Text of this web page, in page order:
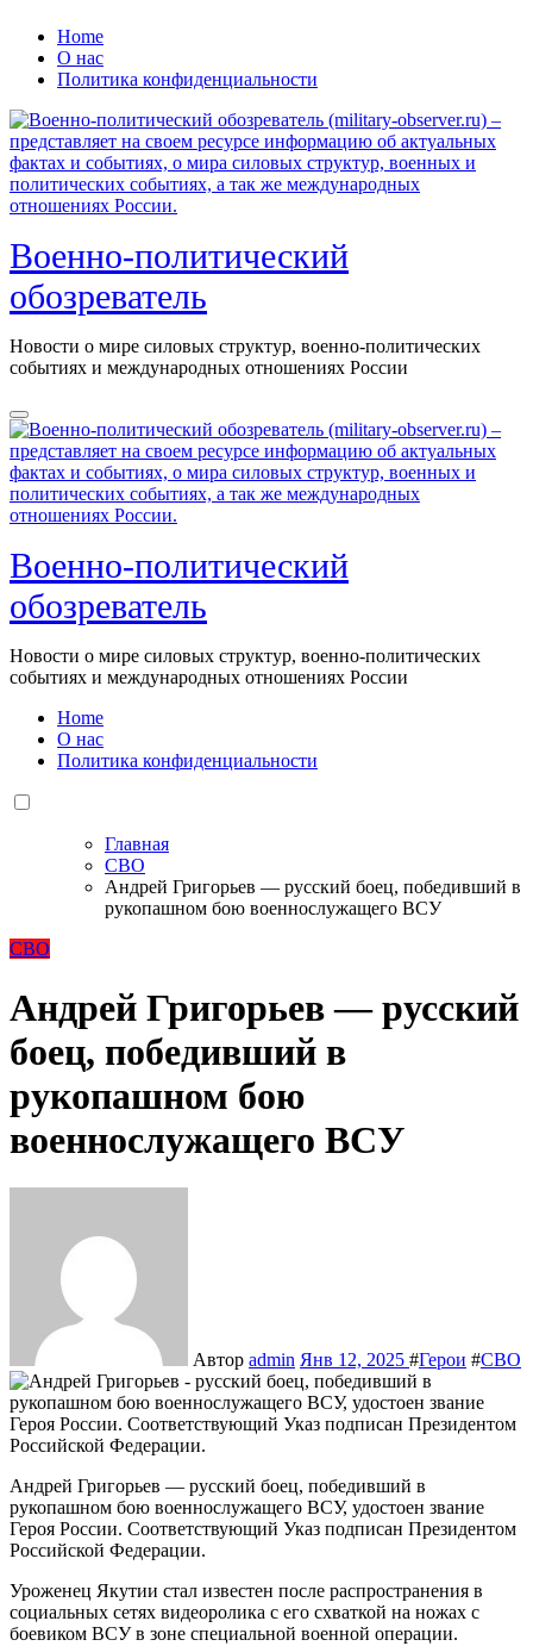
Перейти
содержанию
Home
О нас
Политика конфиденциальности
Военно-политический
обозреватель
Новости о мире силовых структур, военно-политических
событиях и международных отношениях России
Военно-политический
обозреватель
Новости о мире силовых структур, военно-политических
событиях и международных отношениях России
Home
О нас
Политика конфиденциальности
Главная
СВО
Андрей Григорьев — русский боец, победивший в
рукопашном бою военнослужащего ВСУ
СВО
Андрей Григорьев — русский
боец, победивший в
рукопашном бою
военнослужащего ВСУ
Автор admin Янв 12, 2025 #Герои #СВО
Андрей Григорьев — русский боец, победивший в
рукопашном бою военнослужащего ВСУ, удостоен звание
Героя России. Соответствующий Указ подписан Президентом
Российской Федерации.
Уроженец Якутии стал известен после распространения в
социальных сетях видеоролика с его схваткой на ножах с
боевиком ВСУ в зоне специальной военной операции.